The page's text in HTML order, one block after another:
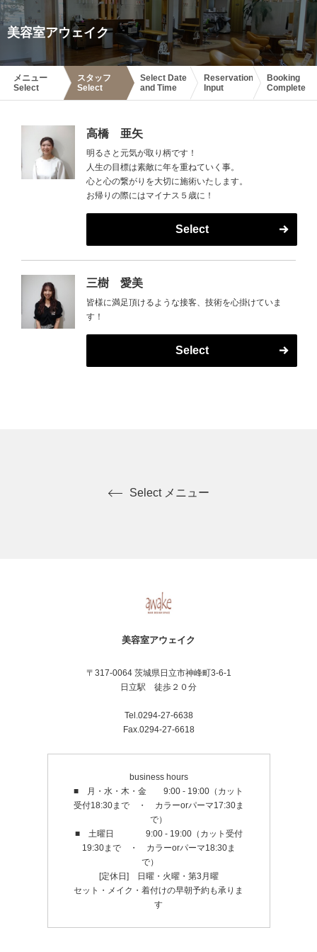
美容室アウェイク
メニュー
Select
スタッフ
Select
Select Date
and Time
Reservation
Input
Booking
Complete
高橋 亜矢
明るさと元気が取り柄です！
人生の目標は素敵に年を重ねていく事。
心と心の繋がりを大切に施術いたします。
お帰りの際にはマイナス５歳に！
Select
三樹 愛美
皆様に満足頂けるような接客、技術を心掛けていま
す！
Select
Select メニュー
美容室アウェイク
〒317-0064 茨城県日立市神峰町3-6-1
日立駅 徒歩２０分
Tel.0294-27-6638
Fax.0294-27-6618
business hours
■ 月・水・木・金 9:00 - 19:00（カット
受付18:30まで ・ カラーorパーマ17:30ま
で）
■ 土曜日 9:00 - 19:00（カット受付
19:30まで ・ カラーorパーマ18:30ま
で）
[定休日] 日曜・火曜・第3月曜
セット・メイク・着付けの早朝予約も承りま
す